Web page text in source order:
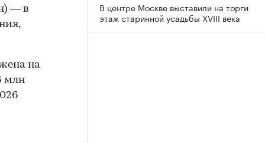
— в
на
млн
В центре Москве выставили на торги
этаж старинной усадьбы XVIII века